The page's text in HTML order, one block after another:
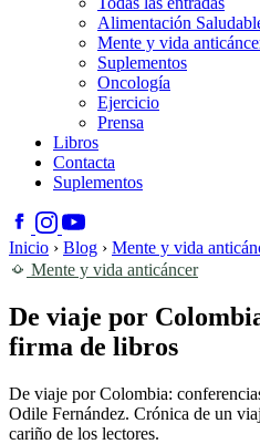
Alimentación
Mente y vida
Suplementos
Oncología
Ejercicio
Prensa
Libros
Contacta
Suplementos
Inicio › Blog › Mente y vida
Mente y vida anticáncer
De viaje por
firma de libros
De viaje por Colombia:
Odile Fernández. Crónica de un
cariño de los lectores.